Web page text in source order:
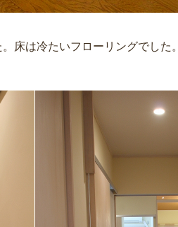
床は冷たいフローリングでした。